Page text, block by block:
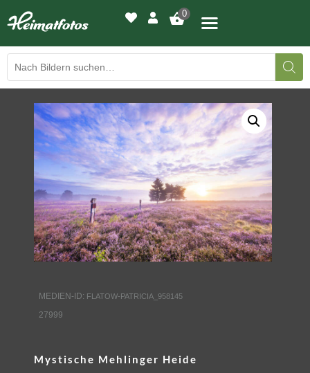
0
BILDERGALERIE
DRUCKQUALITÄTEN
LED-LEUCHTBILDER
WIR DRUCKEN IHR BILD
AUSSTELLUNGEN
KONTAKT
MEDIEN-ID: FLATOW-PATRICIA_958145
27999
Mystische Mehlinger Heide